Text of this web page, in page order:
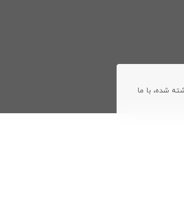
شده، با ما